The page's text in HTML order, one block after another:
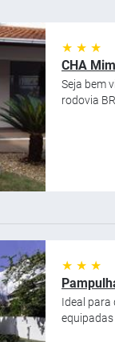
★ ★ ★
CHA
Seja bem
rodovia
★ ★ ★
Ideal para
equipadas